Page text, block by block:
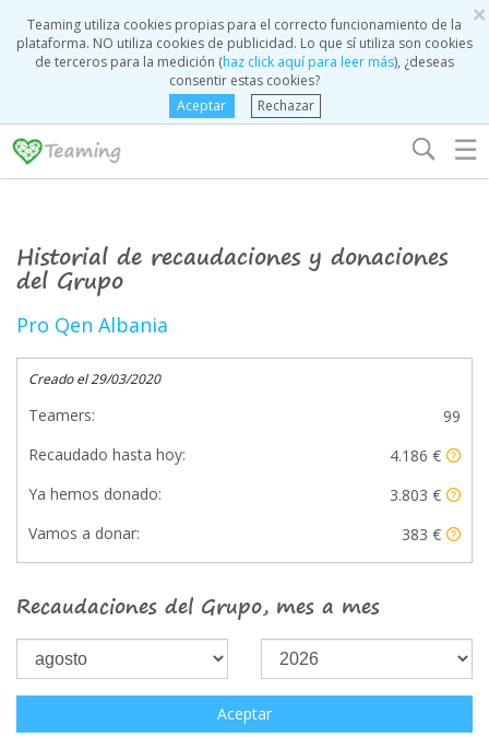
×
Teaming utiliza cookies propias para el correcto funcionamiento de la
plataforma. NO utiliza cookies de publicidad. Lo que sí utiliza son cookies
de terceros para la medición (haz click aquí para leer más), ¿deseas
consentir estas cookies?
Aceptar
Rechazar
☰
Historial de recaudaciones y donaciones
del Grupo
Pro Qen Albania
Creado el 29/03/2020
Teamers:
99
Recaudado hasta hoy:
4.186 €
Ya hemos donado:
3.803 €
Vamos a donar:
383 €
Recaudaciones del Grupo, mes a mes
Aceptar